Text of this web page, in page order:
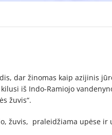
dar žinomas kaip azijinis
kilusi iš Indo-Ramiojo
žuvis“.
žuvis, praleidžiama upėse